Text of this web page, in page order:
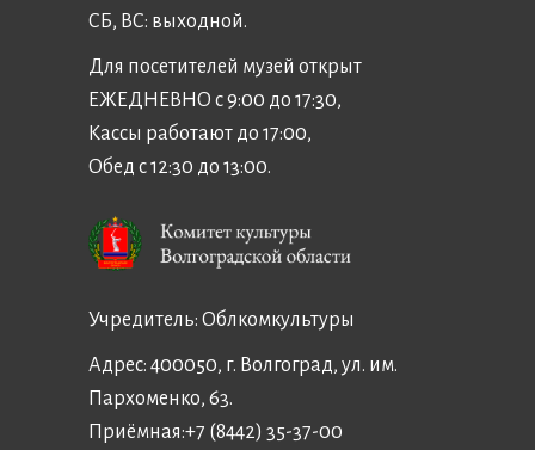
СБ, ВС: выходной.
Для посетителей музей открыт
ЕЖЕДНЕВНО с 9:00 до 17:30,
Кассы работают до 17:00,
Обед с 12:30 до 13:00.
Учредитель: Облкомкультуры
Адрес: 400050, г. Волгоград, ул. им.
Пархоменко, 63.
Приёмная:+7 (8442) 35-37-00